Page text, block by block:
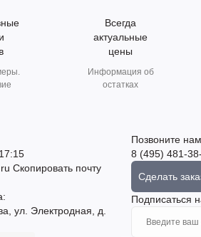
Всегда
актуальные
цены
Информация об
остатках
Скопировать почту
ул. Электродная, д.
Позвоните
8 (495) 481-
Сделать
Подписаться